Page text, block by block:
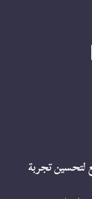
لتحسين تجربة